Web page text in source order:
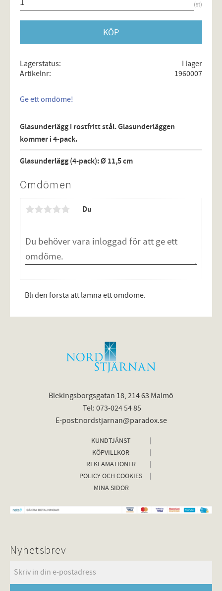
st
KÖP
Lagerstatus
I lager
Artikelnr
1960007
Ge ett omdöme!
Glasunderlägg i rostfritt stål. Glasunderläggen
kommer i 4-pack.
Glasunderlägg (4-pack): Ø 11,5 cm
Omdömen
Du
Bli den första att lämna ett omdöme.
Blekingsborgsgatan 18, 214 63 Malmö
Tel: 073-024 54 85
E-post:nordstjarnan@paradox.se
KUNDTJÄNST
KÖPVILLKOR
REKLAMATIONER
POLICY OCH COOKIES
MINA SIDOR
Nyhetsbrev